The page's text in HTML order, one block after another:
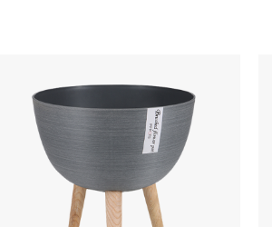
أو المركبات القابلة للتحلل الحيوي. يقدم
المخصص.
التطبيقات
التي تهدف إلى مزج المساحات الخضراء مع